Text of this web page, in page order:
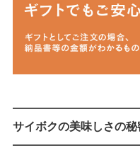
サイボクの美味しさの秘